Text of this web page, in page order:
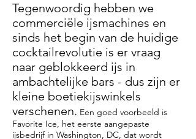
Tegenwoordig hebben we
commerciële ijsmachines en
sinds het begin van de huidige
cocktailrevolutie is er vraag
naar geblokkeerd ijs in
ambachtelijke bars - dus zijn er
kleine boetiekijswinkels
verschenen. Een goed voorbeeld is
Favorite Ice, het eerste aangepaste
ijsbedrijf in Washington, DC, dat wordt